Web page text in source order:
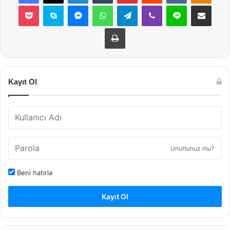
Pocket Skype MessengerWhatsAppTelegramViber Line E-Posta ile
Yazdır
Kayıt Ol
Unuttunuz mu?
Beni hatırla
Kayıt Ol